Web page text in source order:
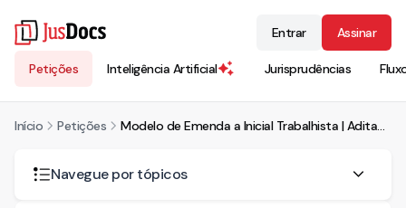
Petições Inteligência Artificial Jurisprudências
Entrar Assinar
Início Petições Modelo de Emenda a Inicial Trabalhista | Aditamento à Inicial | 2026
Navegue por tópicos